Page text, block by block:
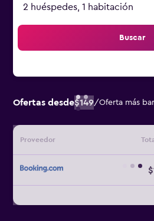
2 huéspedes, 1 habitación
Buscar
Ofertas desde$149/Oferta más
Proveedor